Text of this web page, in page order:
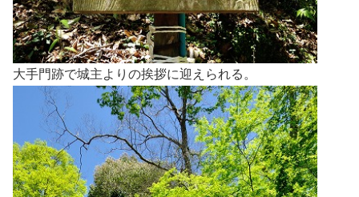
大手門跡で城主よりの挨拶に迎えられる。